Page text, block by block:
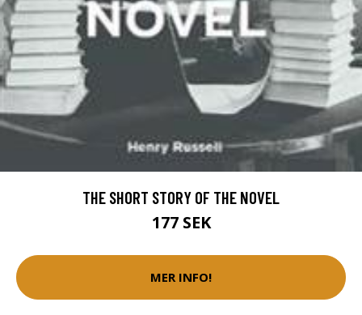
THE SHORT STORY OF THE NOVEL
177 SEK
MER INFO!